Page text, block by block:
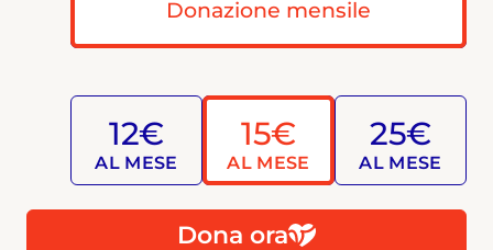
Donazione mensile
12€
AL MESE
15€
AL MESE
25€
AL MESE
Dona ora